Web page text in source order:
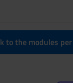
to the modules